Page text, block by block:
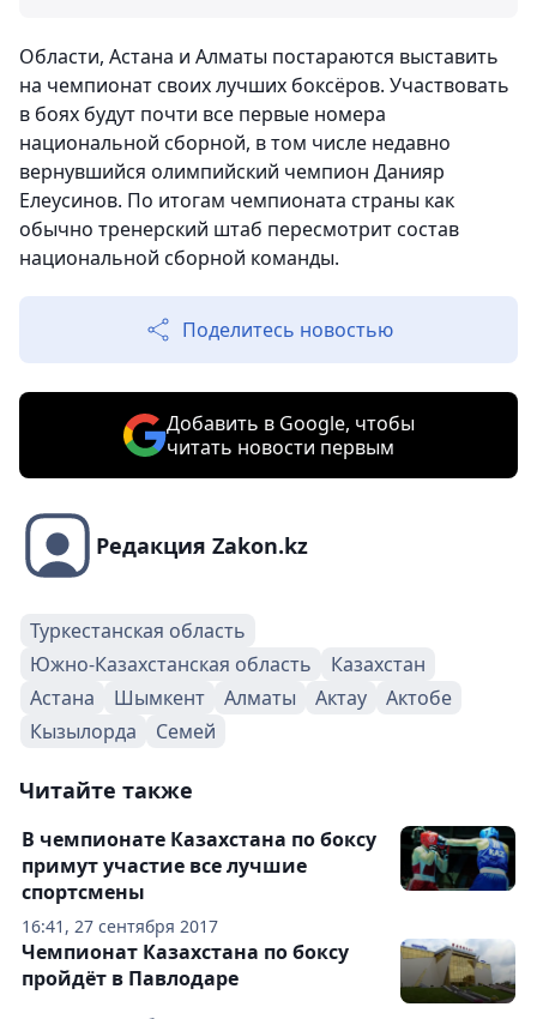
Области, Астана и Алматы постараются выставить
на чемпионат своих лучших боксёров. Участвовать
в боях будут почти все первые номера
национальной сборной, в том числе недавно
вернувшийся олимпийский чемпион Данияр
Елеусинов. По итогам чемпионата страны как
обычно тренерский штаб пересмотрит состав
национальной сборной команды.
Поделитесь новостью
Добавить в Google, чтобы
читать новости первым
Редакция Zakon.kz
Туркестанская область
Южно-Казахстанская область
Казахстан
Астана
Шымкент Алматы Актау
Актобе
Кызылорда
Семей
Читайте также
16:41, 27 сентября 2017
В чемпионате Казахстана по боксу
примут участие все лучшие
спортсмены
Чемпионат Казахстана по боксу
пройдёт в Павлодаре